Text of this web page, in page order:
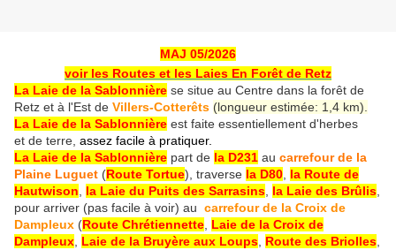
MAJ 05/2026
voir les Routes et les Laies En Forêt de Retz
La Laie de la Sablonnière se situe au Centre dans la forêt de
Retz et à l'Est de Villers-Cotterêts (longueur estimée: 1,4 km).
La Laie de la Sablonnière est faite essentiellement d'herbes
et de terre, assez facile à pratiquer.
La Laie de la Sablonnière part de la D231 au carrefour de la
Plaine Luguet (Route Tortue), traverse la D80 la Route de
Hautwison
la Laie du Puits des Sarrasins la Laie des Brûlis
pour arriver (pas facile à voir) au carrefour de la Croix de
Dampleux (Route Chrétiennette Laie de la Croix de
Dampleux Laie de la Bruyère aux Loups Route des Briolles